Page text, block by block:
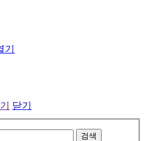
닫기
검색